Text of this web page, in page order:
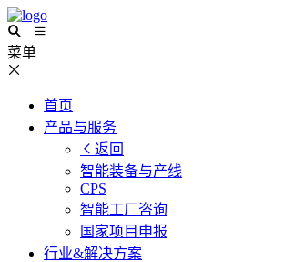
菜单
首页
产品与服务
返回
智能装备与产线
CPS
智能工厂咨询
国家项目申报
行业&解决方案